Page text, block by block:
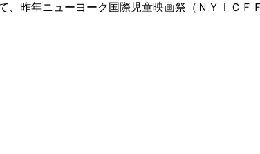
昨年ニューヨーク国際児童映画祭（ＮＹＩＣＦ